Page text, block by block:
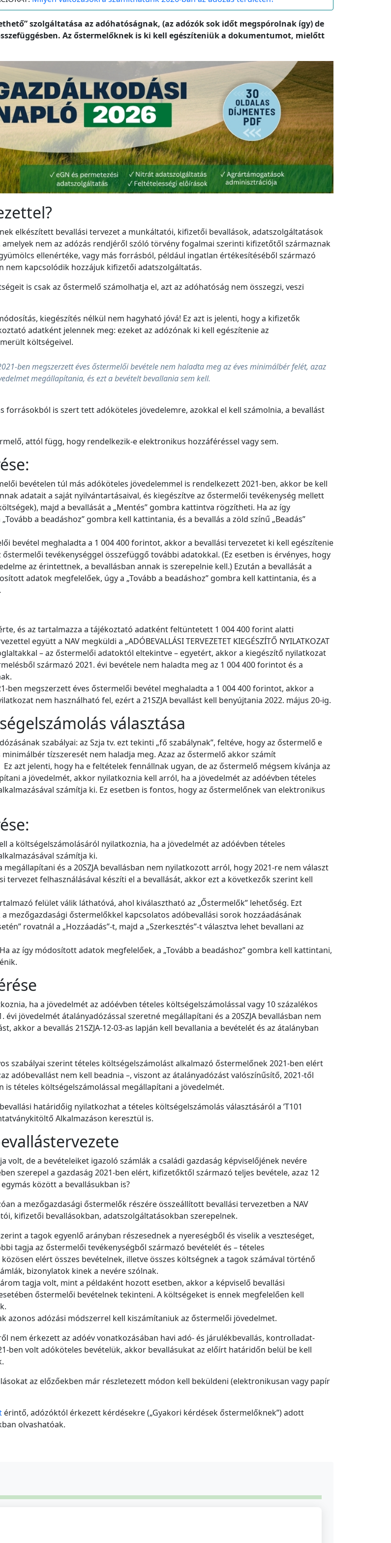
szolgáltatása az adóhatóságnak, (az adózók sok időt megspórolnak így) de
Az őstermelőknek is ki kell egészíteniük a dokumentumot, mielőtt
elkészített bevallási tervezet a munkáltatói, kifizetői bevallások, adatszolgáltatások
nem az adózás rendjéről szóló törvény fogalmai szerinti kifizetőtől származnak
ellenértéke, vagy más forrásból, például ingatlan értékesítéséből származó
nem kapcsolódik hozzájuk kifizetői adatszolgáltatás.
is csak az őstermelő számolhatja el, azt az adóhatóság nem összegzi, veszi
kiegészítés nélkül nem hagyható jóvá! Ez azt is jelenti, hogy a kifizetők
adatként jelennek meg: ezeket az adózónak ki kell egészítenie az
költségeivel.
ben megszerzett éves őstermelői bevétele nem haladta meg az éves minimálbér felét, azaz
megállapítania, és ezt a bevételt bevallania sem kell.
forrásokból is szert tett adóköteles jövedelemre, azokkal el kell számolnia, a bevallást
attól függ, hogy rendelkezik-e elektronikus hozzáféréssel vagy sem.
bevételen túl más adóköteles jövedelemmel is rendelkezett 2021-ben, akkor be kell
adatait a saját nyilvántartásaival, és kiegészítve az őstermelői tevékenység mellett
majd a bevallását a „Mentés” gombra kattintva rögzítheti. Ha az így
a beadáshoz” gombra kell kattintania, és a bevallás a zöld színű „Beadás”
bevétel meghaladta a 1 004 400 forintot, akkor a bevallási tervezetet ki kell egészítenie
tevékenységgel összefüggő további adatokkal. (Ez esetben is érvényes, hogy
az érintettnek, a bevallásban annak is szerepelnie kell.) Ezután a bevallását a
adatok megfelelőek, úgy a „Tovább a beadáshoz” gombra kell kattintania, és a
és az tartalmazza a tájékoztató adatként feltüntetett 1 004 400 forint alatti
együtt a NAV megküldi a „ADÓBEVALLÁSI TERVEZETET KIEGÉSZÍTŐ NYILATKOZAT
– az őstermelői adatoktól eltekintve – egyetért, akkor a kiegészítő nyilatkozat
származó 2021. évi bevétele nem haladta meg az 1 004 400 forintot és a
ben megszerzett éves őstermelői bevétel meghaladta a 1 004 400 forintot, akkor a
nem használható fel, ezért a 21SZJA bevallást kell benyújtania 2022. május 20-ig.
választása
szabályai: az Szja tv. ezt tekinti „fő szabálynak”, feltéve, hogy az őstermelő e
tízszeresét nem haladja meg. Azaz az őstermelő akkor számít
azt jelenti, hogy ha e feltételek fennállnak ugyan, de az őstermelő mégsem kívánja az
a jövedelmét, akkor nyilatkoznia kell arról, ha a jövedelmét az adóévben tételes
számítja ki. Ez esetben is fontos, hogy az őstermelőnek van elektronikus
a költségelszámolásáról nyilatkoznia, ha a jövedelmét az adóévben tételes
számítja ki.
és a 20SZJA bevallásban nem nyilatkozott arról, hogy 2021-re nem választ
tervezet felhasználásával készíti el a bevallását, akkor ezt a következők szerint kell
felület válik láthatóvá, ahol kiválasztható az „Őstermelők” lehetőség. Ezt
mezőgazdasági őstermelőkkel kapcsolatos adóbevallási sorok hozzáadásának
rovatnál a „Hozzáadás”-t, majd a „Szerkesztés”-t választva lehet bevallani az
az így módosított adatok megfelelőek, a „Tovább a beadáshoz” gombra kell kattintani,
ha a jövedelmét az adóévben tételes költségelszámolással vagy 10 százalékos
jövedelmét átalányadózással szeretné megállapítani és a 20SZJA bevallásban nem
akkor a bevallás 21SZJA-12-03-as lapján kell bevallania a bevételét és az átalányban
szabályai szerint tételes költségelszámolást alkalmazó őstermelőnek 2021-ben elért
adóbevallást nem kell beadnia –, viszont az átalányadózást valószínűsítő, 2021-től
tételes költségelszámolással megállapítani a jövedelmét.
határidőig nyilatkozhat a tételes költségelszámolás választásáról a ’T101
Alkalmazáson keresztül is.
volt, de a bevételeiket igazoló számlák a családi gazdaság képviselőjének nevére
szerepel a gazdaság 2021-ben elért, kifizetőktől származó teljes bevétele, azaz 12
között a bevallásukban is?
a mezőgazdasági őstermelők részére összeállított bevallási tervezetben a NAV
kifizetői bevallásokban, adatszolgáltatásokban szerepelnek.
a tagok egyenlő arányban részesednek a nyereségből és viselik a veszteséget,
tagja az őstermelői tevékenységből származó bevételét és – tételes
elért összes bevételnek, illetve összes költségnek a tagok számával történő
bizonylatok kinek a nevére szólnak.
tagja volt, mint a példaként hozott esetben, akkor a képviselő bevallási
őstermelői bevételnek tekinteni. A költségeket is ennek megfelelően kell
azonos adózási módszerrel kell kiszámítaniuk az őstermelői jövedelmet.
nem érkezett az adóév vonatkozásában havi adó- és járulékbevallás, kontrolladat-
ben volt adóköteles bevételük, akkor bevallásukat az előírt határidőn belül be kell
az előzőekben már részletezett módon kell beküldeni (elektronikusan vagy papír
érintő, adózóktól érkezett kérdésekre („Gyakori kérdések őstermelőknek”) adott
olvashatóak.